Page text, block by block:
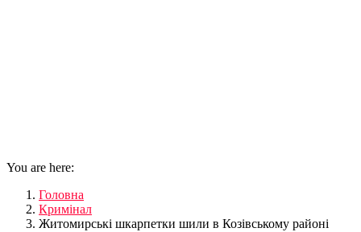
You are here:
Головна
Кримінал
Житомирські шкарпетки шили в Козівському районі